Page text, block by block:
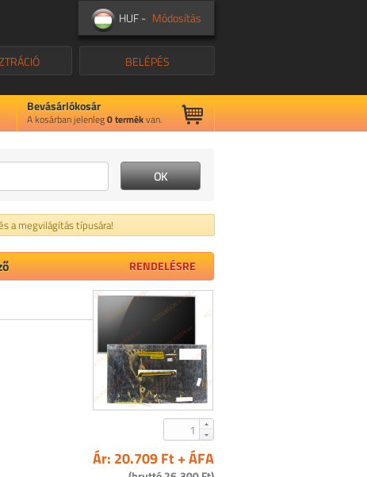
HUF - Módosítás
BELÉPÉS
Bevásárlókosár
A kosárban jelenleg0termékvan.
a megvilágítás típusára!
RENDELÉSRE
Ár: 20.709 Ft + ÁFA